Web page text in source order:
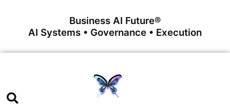
Business AI Future®
AI Systems • Governance • Execution